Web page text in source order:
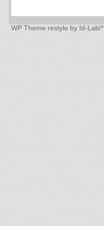
WP Theme restyle by Id-Lab/*